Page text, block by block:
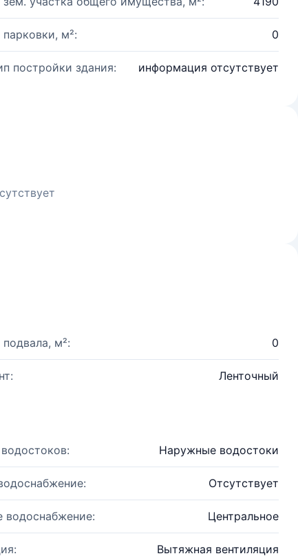
м²: 0
постройки здания: информация отсутствует
м²: 0
Ленточный
Наружные водостоки
Отсутствует
водоснабжение: Центральное
Вытяжная вентиляция